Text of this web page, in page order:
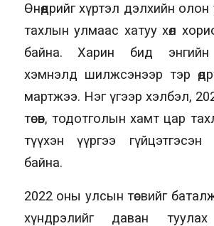
Өнөөдрийг хүртэл дэлхийн
тахлын улмаас хатуу хөл
байна. Харин бид
хэмнэлд шилжсэнээр тэр
мартжээ. Нэг үгээр хэлбэл,
төсөв, тодотголын хамт цар
түүхэн үүргээ
байна.
2022 оны улсын төсвийг
хүндрэлийг даван